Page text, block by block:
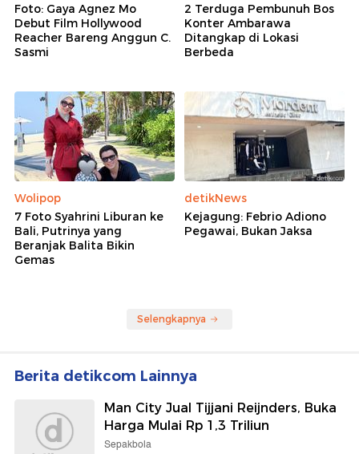
Foto: Gaya Agnez Mo
Debut Film Hollywood
Reacher Bareng Anggun C.
Sasmi
2 Terduga Pembunuh Bos
Konter Ambarawa
Ditangkap di Lokasi
Berbeda
Wolipop
7 Foto Syahrini Liburan ke
Bali, Putrinya yang
Beranjak Balita Bikin
Gemas
detikNews
Kejagung: Febrio Adiono
Pegawai, Bukan Jaksa
Selengkapnya
Berita detikcom Lainnya
Man City Jual Tijjani Reijnders, Buka
Harga Mulai Rp 1,3 Triliun
Sepakbola